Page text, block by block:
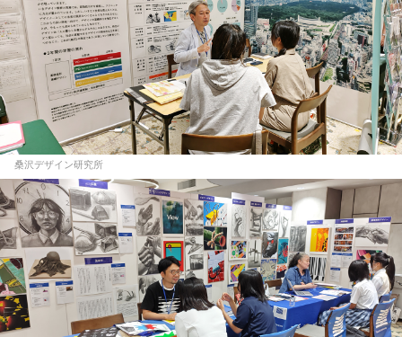
桑沢デザイン研究所